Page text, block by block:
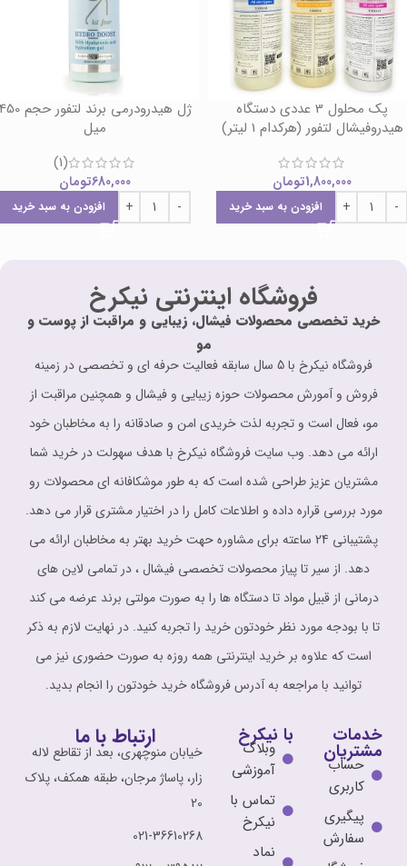
پک محلول 3 عددی دستگاه
هیدروفیشال لتفور (هرکدام 1 لیتر)
1,800,000تومان
افزودن به سبد خرید
ژل هیدرودرمی برند لتفور
میل
(1)
680,000تومان
افزودن به سبد خرید
فروشگاه اینترنتی نیکرخ
خرید تخصصی محصولات فیشال، زیبایی و مراقبت از پوست و
مو
فروشگاه نیکرخ با 5 سال سابقه فعالیت حرفه ای و تخصصی در زمینه
فروش و آمورش محصولات حوزه زیبایی و فیشال و همچنین مراقبت از
مو، فعال است و تجربه لذت خریدی امن و صادقانه را به مخاطبان خود
ارائه می دهد. وب سایت فروشگاه نیکرخ با هدف سهولت در خرید شما
مشتریان عزیز طراحی شده است که به طور موشکافانه ای محصولات رو
مورد بررسی قراره داده و اطلاعات کامل را در اختیار مشتری قرار می دهد.
پشتیبانی 24 ساعته برای مشاوره حهت خرید بهتر به مخاطبان ارائه می
دهد. از سیر تا پیاز محصولات تخصصی فیشال ، در تمامی لاین های
درمانی از قبیل مواد تا دستگاه ها را به صورت مولتی برند عرضه می کند
تا با بودجه مورد نظر خودتون خرید را تجربه کنید. در نهایت لازم به ذکر
است که علاوه بر خرید اینترنتی همه روزه به صورت حضوری نیز می
توانید با مراجعه به آدرس فروشگاه خرید خودتون را انجام بدید.
خدمات
مشتریان
حساب
کاربری
پیگیری
سفارش
با نیکرخ
وبلاگ
آموزشی
تماس با
نیکرخ
نماد
ارتباط با ما
خیابان منوچهری، بعد از تقاطع لاله
زار، پاساژ مرجان، طبقه همکف، پلاک
20
021-36610268